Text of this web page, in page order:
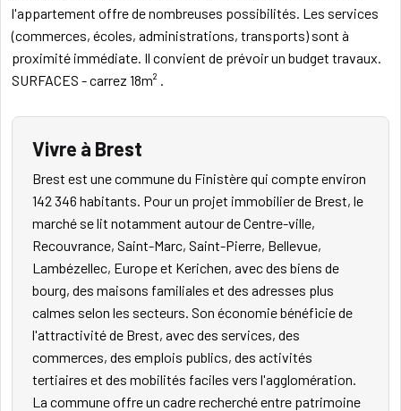
l'appartement offre de nombreuses possibilités. Les services
(commerces, écoles, administrations, transports) sont à
proximité immédiate. Il convient de prévoir un budget travaux.
SURFACES - carrez 18m² .
Vivre à Brest
Brest est une commune du Finistère qui compte environ
142 346 habitants. Pour un projet immobilier de Brest, le
marché se lit notamment autour de Centre-ville,
Recouvrance, Saint-Marc, Saint-Pierre, Bellevue,
Lambézellec, Europe et Kerichen, avec des biens de
bourg, des maisons familiales et des adresses plus
calmes selon les secteurs. Son économie bénéficie de
l'attractivité de Brest, avec des services, des
commerces, des emplois publics, des activités
tertiaires et des mobilités faciles vers l'agglomération.
La commune offre un cadre recherché entre patrimoine